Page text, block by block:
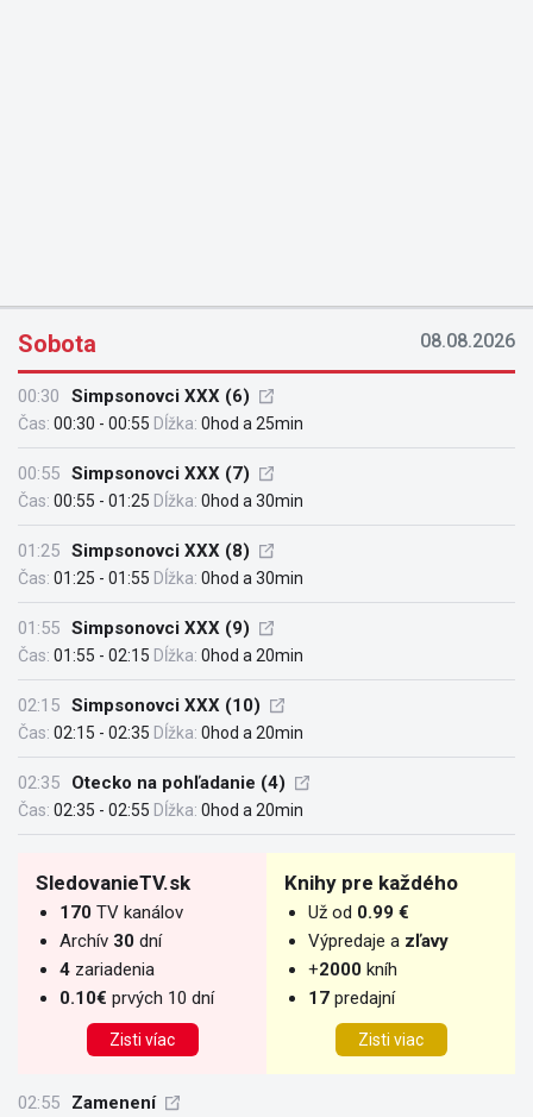
Sobota 08.08.2026
00:30 Simpsonovci XXX (6)
Čas: 00:30 - 00:55 Dĺžka: 0hod a 25min
00:55 Simpsonovci XXX (7)
Čas: 00:55 - 01:25 Dĺžka: 0hod a 30min
01:25 Simpsonovci XXX (8)
Čas: 01:25 - 01:55 Dĺžka: 0hod a 30min
01:55 Simpsonovci XXX (9)
Čas: 01:55 - 02:15 Dĺžka: 0hod a 20min
02:15 Simpsonovci XXX (10)
Čas: 02:15 - 02:35 Dĺžka: 0hod a 20min
02:35 Otecko na pohľadanie (4)
Čas: 02:35 - 02:55 Dĺžka: 0hod a 20min
SledovanieTV.sk
170 TV kanálov
Archív 30 dní
4 zariadenia
0.10€ prvých 10 dní
Zisti víac
Knihy pre každého
Už od 0.99 €
Výpredaje a zľavy
+2000 kníh
17 predajní
Zisti viac
02:55 Zamenení